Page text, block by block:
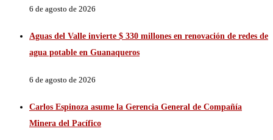
6 de agosto de 2026
Aguas del Valle invierte $ 330 millones en renovación de redes de
agua potable en Guanaqueros
6 de agosto de 2026
Carlos Espinoza asume la Gerencia General de Compañía
Minera del Pacífico